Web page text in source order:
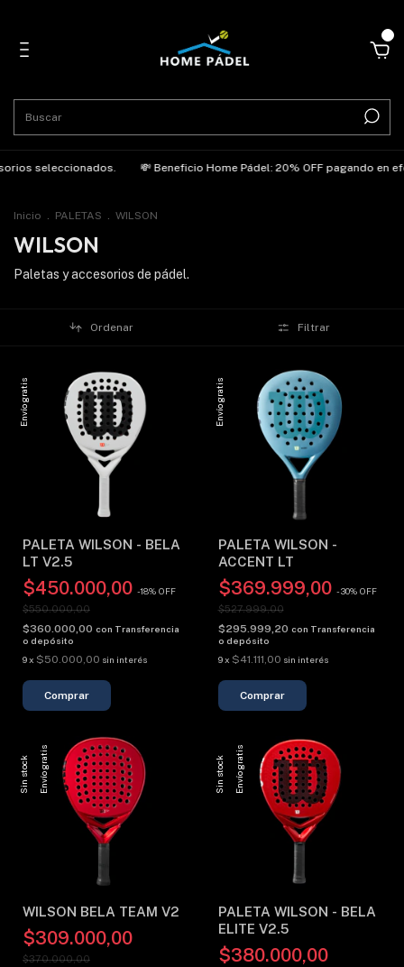
seleccionados. 💸 Beneficio Home Pádel: 20% OFF pagando en
Inicio . PALETAS . WILSON
WILSON
Paletas y accesorios de pádel.
Ordenar Filtrar
Envío gratis
PALETA WILSON - BELA
LT V2.5
$450.000,00 -18% OFF
$550.000,00
$360.000,00 con Transferencia
o depósito
9x $50.000,00 sin interés
Envío gratis
PALETA WILSON -
ACCENT LT
$369.999,00 -30% OFF
$527.999,00
$295.999,20 con Transferencia
o depósito
9 x $41.111,00 sin interés
Sin stock Envío gratis
WILSON BELA TEAM V2
$309.000,00
$370.000,00
Sin stock Envío gratis
PALETA WILSON - BELA
ELITE V2.5
$380.000,00